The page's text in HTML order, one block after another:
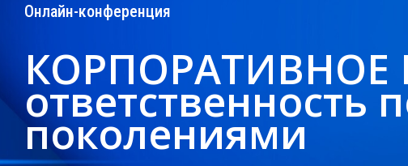
Онлайн-конференция
КОРПОРАТИВНОЕ
ответственность
поколениями